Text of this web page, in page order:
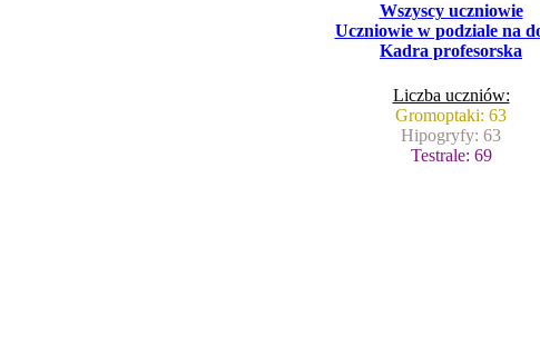
Wszyscy uczniowie
Uczniowie w podziale na
Kadra profesorska
Liczba uczniów:
Gromoptaki: 63
Hipogryfy: 63
Testrale: 69